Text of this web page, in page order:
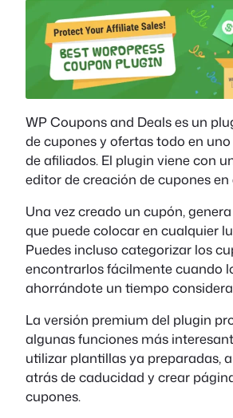
WP Coupons and Deals es un
de cupones y ofertas todo en
de afiliados. El plugin viene con
editor de creación de cupones en
Una vez creado un cupón,
que puede colocar en cualquier
Puedes incluso categorizar los
encontrarlos fácilmente cuando
ahorrándote un tiempo
La versión premium del plugin
algunas funciones más
utilizar plantillas ya preparadas,
atrás de caducidad y crear
cupones.